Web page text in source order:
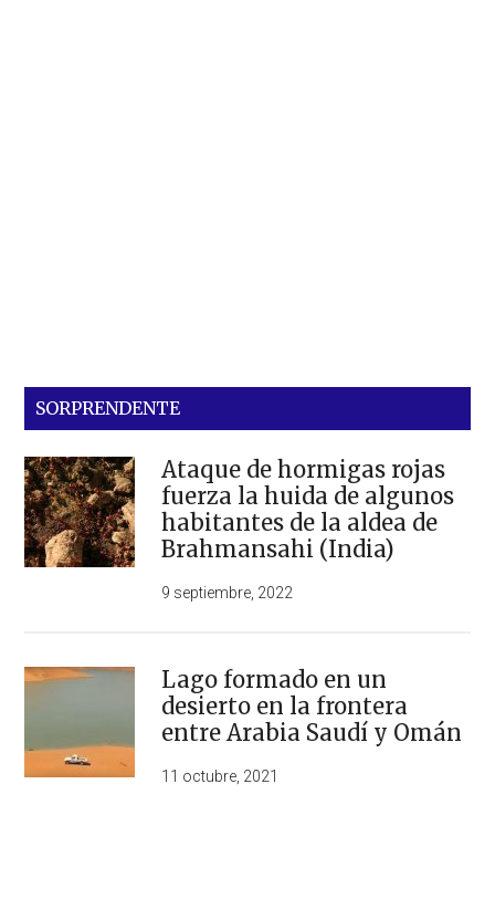
SORPRENDENTE
Ataque de hormigas rojas
fuerza la huida de algunos
habitantes de la aldea de
Brahmansahi (India)
9 septiembre, 2022
Lago formado en un
desierto en la frontera
entre Arabia Saudí y Omán
11 octubre, 2021